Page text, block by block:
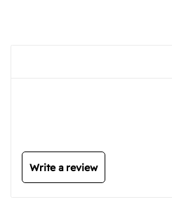
Write a review